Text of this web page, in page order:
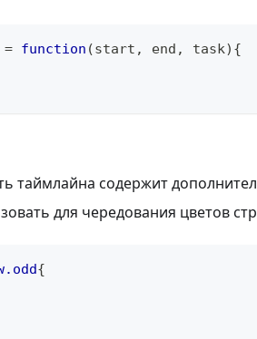
= function (start , end , task) {
таймлайна содержит
для чередования цветов
.odd{